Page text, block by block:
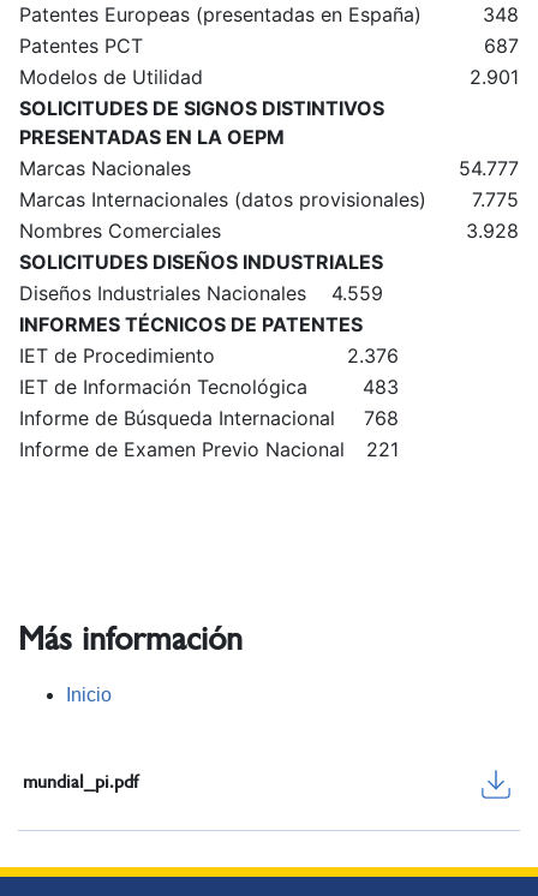
Patentes Europeas (presentadas en España)
348
Patentes PCT
687
Modelos de Utilidad
2.901
SOLICITUDES DE SIGNOS DISTINTIVOS
PRESENTADAS EN LA OEPM
Marcas Nacionales
54.777
Marcas Internacionales (datos provisionales)
7.775
Nombres Comerciales
3.928
SOLICITUDES DISEÑOS INDUSTRIALES
Diseños Industriales Nacionales
4.559
INFORMES TÉCNICOS DE PATENTES
IET de Procedimiento
2.376
IET de Información Tecnológica
483
Informe de Búsqueda Internacional
768
Informe de Examen Previo Nacional
221
Más información
Inicio
mundial_pi.pdf